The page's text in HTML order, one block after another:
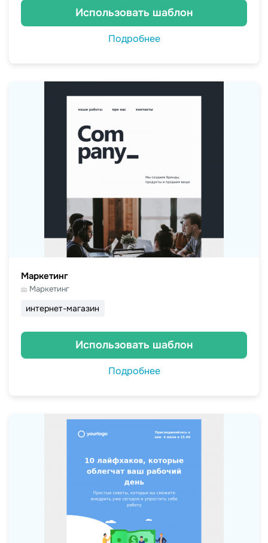
Использовать шаблон
Подробнее
Маркетинг
Маркетинг
интернет-магазин
Использовать шаблон
Подробнее